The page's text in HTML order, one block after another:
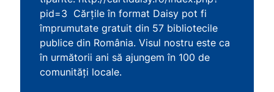
pid=3 Cărţile în format Daisy pot fi
împrumutate gratuit din 57 bibliotecile
publice din România. Visul nostru este ca
în următorii ani să ajungem în 100 de
comunităţi locale.